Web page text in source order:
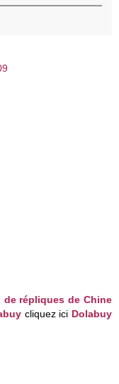
de répliques de Chine
cliquez ici Dolabuy